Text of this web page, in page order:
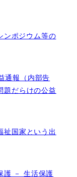
ンポジウム等の
通報（内部告
だらけの公益
祉国家という出
護 － 生活保護